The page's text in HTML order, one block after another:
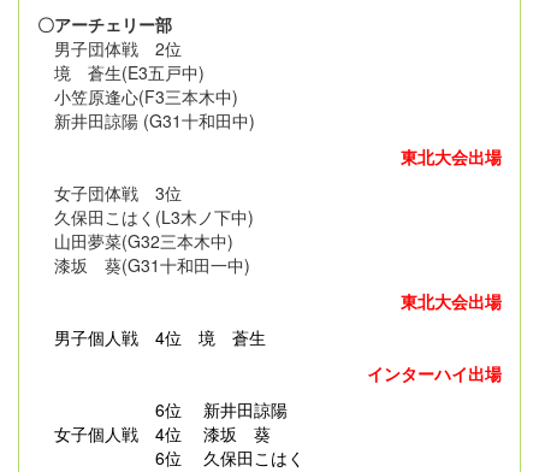
〇アーチェリー部
男子団体戦 2位
境 蒼生(E3五戸中)
小笠原逢心(F3三本木中)
新井田諒陽 (G31十和田中)
東北大会出場
女子団体戦 3位
久保田こはく(L3木ノ下中)
山田夢菜(G32三本木中)
漆坂 葵(G31十和田一中)
東北大会出場
男子個人戦 4位 境 蒼生
インターハイ出場
6位 新井田諒陽
女子個人戦 4位 漆坂 葵
6位 久保田こはく